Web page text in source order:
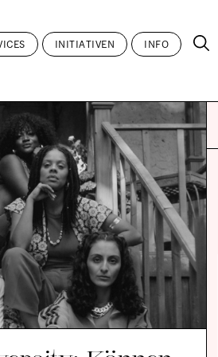
INITIATIVEN INFO